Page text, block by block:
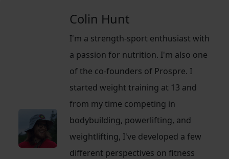
Colin Hunt
I'm a strength-sport enthusiast with
a passion for nutrition. I'm also one
of the co-founders of Prospre. I
started weight training at 13 and
from my time competing in
bodybuilding, powerlifting, and
weightlifting, I've developed a few
different perspectives on fitness